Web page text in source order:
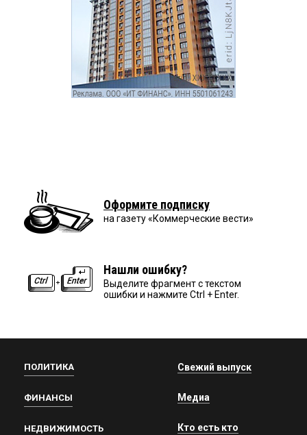
Оформите подписку
на газету «Коммерческие вести»
Нашли ошибку?
Выделите фрагмент с текстом
ошибки и нажмите Ctrl + Enter.
ПОЛИТИКА
ФИНАНСЫ
НЕДВИЖИМОСТЬ
Свежий выпуск
Медиа
Кто есть кто